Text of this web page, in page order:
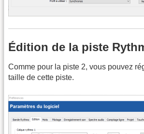
Édition de la piste
Comme pour la piste 2, vous pouvez
taille de cette piste.